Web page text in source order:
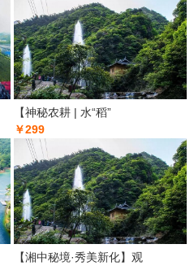
【神秘农耕 | 水“稻”
￥299
【湘中秘境·秀美新化】观